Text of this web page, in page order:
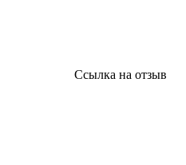
Ссылка на отзыв